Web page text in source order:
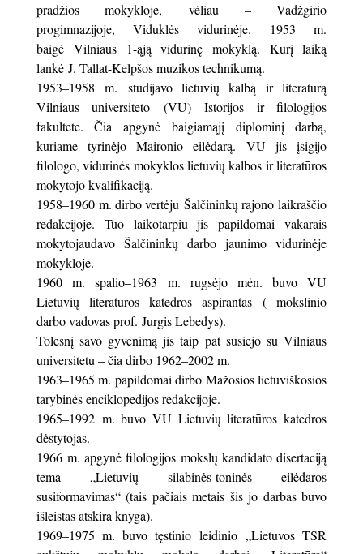
pradžios mokykloje, vėliau – Vadžgirio
progimnazijoje, Viduklės vidurinėje. 1953 m.
baigė Vilniaus 1-ąją vidurinę mokyklą. Kurį laiką
lankė J. Tallat-Kelpšos muzikos technikumą.
1953–1958 m. studijavo lietuvių kalbą ir literatūrą
Vilniaus universiteto (VU) Istorijos ir filologijos
fakultete. Čia apgynė baigiamąjį diplominį darbą,
kuriame tyrinėjo Maironio eilėdarą. VU jis įsigijo
filologo, vidurinės mokyklos lietuvių kalbos ir literatūros
mokytojo kvalifikaciją.
1958–1960 m. dirbo vertėju Šalčininkų rajono laikraščio
redakcijoje. Tuo laikotarpiu jis papildomai vakarais
mokytojaudavo Šalčininkų darbo jaunimo vidurinėje
mokykloje.
1960 m. spalio–1963 m. rugsėjo mėn. buvo VU
Lietuvių literatūros katedros aspirantas ( mokslinio
darbo vadovas prof. Jurgis Lebedys).
Tolesnį savo gyvenimą jis taip pat susiejo su Vilniaus
universitetu – čia dirbo 1962–2002 m.
1963–1965 m. papildomai dirbo Mažosios lietuviškosios
tarybinės enciklopedijos redakcijoje.
1965–1992 m. buvo VU Lietuvių literatūros katedros
dėstytojas.
1966 m. apgynė filologijos mokslų kandidato disertaciją
tema „Lietuvių silabinės-toninės eilėdaros
susiformavimas“ (tais pačiais metais šis jo darbas buvo
išleistas atskira knyga).
1969–1975 m. buvo tęstinio leidinio „Lietuvos TSR